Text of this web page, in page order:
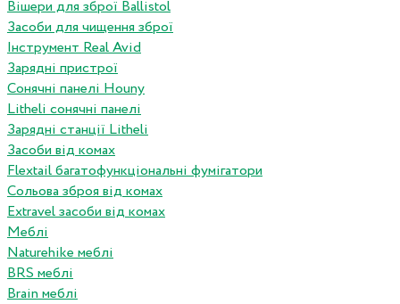
Вішери для зброї Ballistol
Засоби для чищення зброї
Інструмент Real Avid
Зарядні пристрої
Сонячні панелі Houny
Litheli сонячні панелі
Зарядні станції Litheli
Засоби від комах
Flextail багатофункціональні фумігатори
Сольова зброя від комах
Extravel засоби від комах
Меблі
Naturehike меблі
BRS меблі
Brain меблі